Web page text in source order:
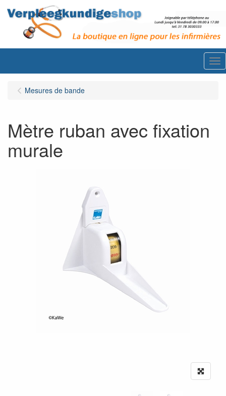
Mesures de bande
Mètre ruban avec fixation
murale